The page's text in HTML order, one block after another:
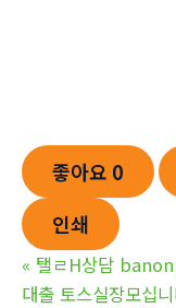
좋아요 0
인쇄
« 탤ㄹH상담
대출 토스실장모십